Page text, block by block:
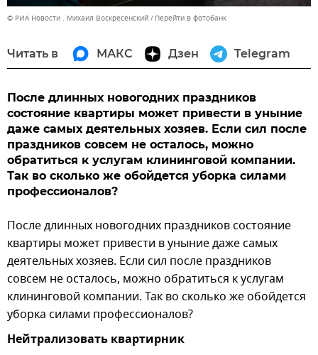
© РИА Новости . Михаил Воскресенский Перейти в фотобанк
Читать в МАКС Дзен Telegram
После длинных новогодних праздников
состояние квартиры может привести в уныние
даже самых деятельных хозяев. Если сил после
праздников совсем не осталось, можно
обратиться к услугам клининговой компании.
Так во сколько же обойдется уборка силами
профессионалов?
После длинных новогодних праздников состояние
квартиры может привести в уныние даже самых
деятельных хозяев. Если сил после праздников
совсем не осталось, можно обратиться к услугам
клининговой компании. Так во сколько же обойдется
уборка силами профессионалов?
Нейтрализовать квартирник